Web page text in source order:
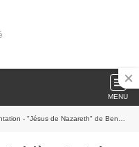
MENU
de Nazareth" de Benoît XVI (extrait du tome I)